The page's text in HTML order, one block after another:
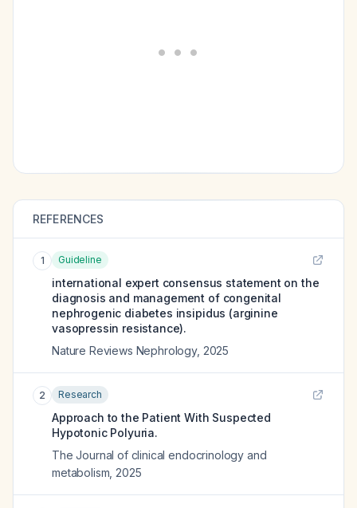
REFERENCES
1 Guideline
international expert consensus statement on the
diagnosis and management of congenital
nephrogenic diabetes insipidus (arginine
vasopressin resistance).
Nature Reviews Nephrology, 2025
2 Research
Approach to the Patient With Suspected
Hypotonic Polyuria.
The Journal of clinical endocrinology and
metabolism 2025